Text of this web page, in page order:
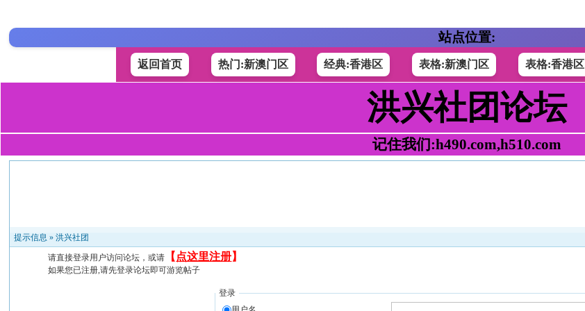
站点位置:
返回首页 热门:新澳门区 经典:香港区 表格:新澳门区 表格:香港区
洪兴社团论坛
记住我们:h490.com,h510.com
提示信息 »洪兴社团
请直接登录用户访问论坛，或请 【 点这里注册】
如果您已注册,请先登录论坛即可游览帖子
登录